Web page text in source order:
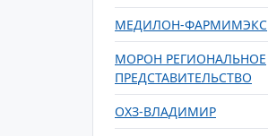
МЕДИЛОН-ФАРМИМЭКС
МОРОН РЕГИОНАЛЬНОЕ
ПРЕДСТАВИТЕЛЬСТВО
ОХЗ-ВЛАДИМИР